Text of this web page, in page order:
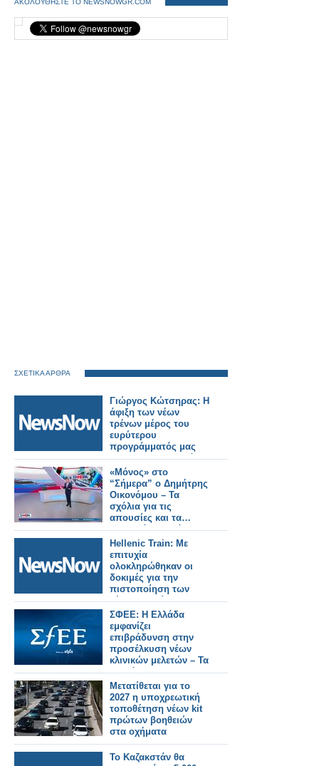
ΑΚΟΛΟΥΘΗΣΤΕ ΤΟ NEWSNOWGR.COM
ΣΧΕΤΙΚΑ ΑΡΘΡΑ
Γιώργος Κώτσηρας: Η
άφιξη των νέων
τρένων μέρος του
ευρύτερου
προγράμματός μας
για εκσυγχρονισμό
των σιδηροδρομικών
μεταφορών.
«Μόνος» στο
“Σήμερα” ο Δημήτρης
Οικονόμου – Τα
σχόλια για τις
απουσίες και τα…
ιαματικά λουτρά»
Hellenic Train: Με
επιτυχία
ολοκληρώθηκαν οι
δοκιμές για την
πιστοποίηση των
νέων συρμών Coradia
Stream.
ΣΦΕΕ: Η Ελλάδα
εμφανίζει
επιβράδυνση στην
προσέλκυση νέων
κλινικών μελετών – Τα
«αγκάθια» και οι
«χαμένοι»
Μετατίθεται για το
2027 η υποχρεωτική
τοποθέτηση νέων kit
πρώτων βοηθειών
στα οχήματα
Το Καζακστάν θα